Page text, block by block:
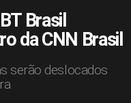
Brasil
da CNN Brasil
serão deslocados